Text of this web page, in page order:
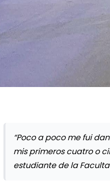
“Poco a poco me fui
mis primeros cuatro o
estudiante de la